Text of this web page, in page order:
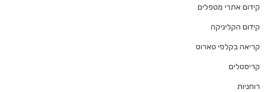
קידום אתרי מטפלים
קידום הקליניקה
קריאה בקלפי טארוט
קריסטלים
רוחניות